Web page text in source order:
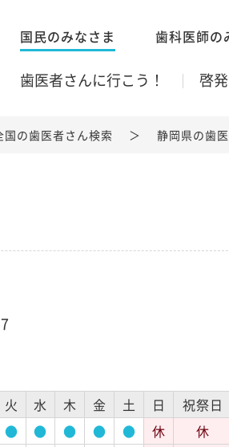
国民のみなさま 歯科医師の
歯医者さんに行こう！ 啓
国の歯医者さん検索 静岡県の歯
火 水 木 金 土 日
祝祭日
● ● ● ● ● 休
休